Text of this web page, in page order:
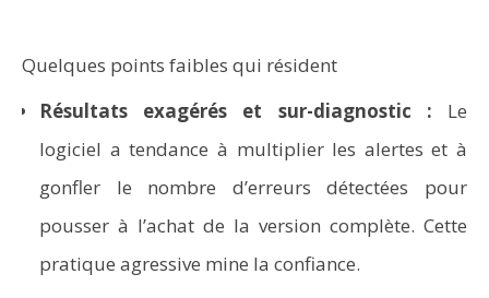
Quelques points faibles qui résident
Résultats exagérés et sur-diagnostic : Le
logiciel a tendance à multiplier les alertes et à
gonfler le nombre d’erreurs détectées pour
pousser à l’achat de la version complète. Cette
pratique agressive mine la confiance.